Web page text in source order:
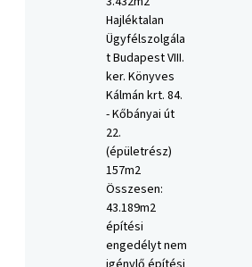
Hajléktalan
Ügyfélszolgála
t Budapest VIII.
ker. Könyves
Kálmán krt. 84.
- Kőbányai út
22.
(épületrész)
157m2
Összesen:
43.189m2
építési
engedélyt nem